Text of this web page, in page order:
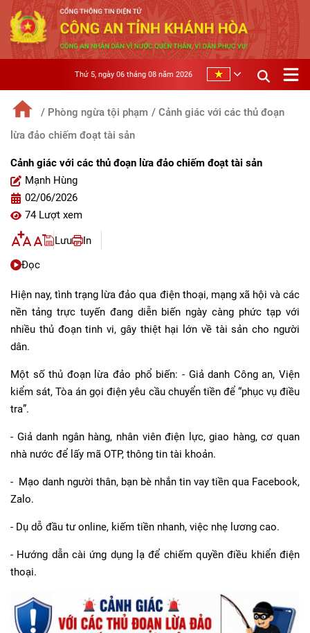
Thứ 5, ngày 06 tháng 08 năm 2026
/ Phòng ngừa tội phạm / Cảnh giác với các thủ đoạn
lừa đảo chiếm đoạt tài sản
Cảnh giác với các thủ đoạn lừa đảo chiếm đoạt tài sản
Mạnh Hùng
02/06/2026
74 Lượt xem
Lưu
In
Đọc
Hiện nay, tình trạng lừa đảo qua điện thoại, mạng xã hội và các
nền tảng trực tuyến đang diễn biến ngày càng phức tạp với
nhiều thủ đoạn tinh vi, gây thiệt hại lớn về tài sản cho người
dân.
Một số thủ đoạn lừa đảo phổ biến: - Giả danh Công an, Viện
kiểm sát, Tòa án gọi điện yêu cầu chuyển tiền để “phục vụ điều
tra”.
- Giả danh ngân hàng, nhân viên điện lực, giao hàng, cơ quan
nhà nước để lấy mã OTP, thông tin tài khoản.
- Mạo danh người thân, bạn bè nhắn tin vay tiền qua Facebook,
Zalo.
- Dụ dỗ đầu tư online, kiếm tiền nhanh, việc nhẹ lương cao.
- Hướng dẫn cài ứng dụng lạ để chiếm quyền điều khiển điện
thoại.